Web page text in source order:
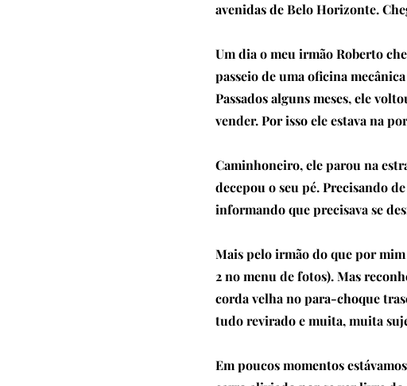
avenidas de Belo Horizonte.
Um dia o meu irmão Roberto
passeio de uma oficina
Passados alguns meses, ele
vender. Por isso ele estava na
Caminhoneiro, ele parou na
decepou o seu pé. Precisando
informando que precisava se
Mais pelo irmão do que por
2 no menu de fotos). Mas
corda velha no para-choque
tudo revirado e muita, muita
Em poucos momentos